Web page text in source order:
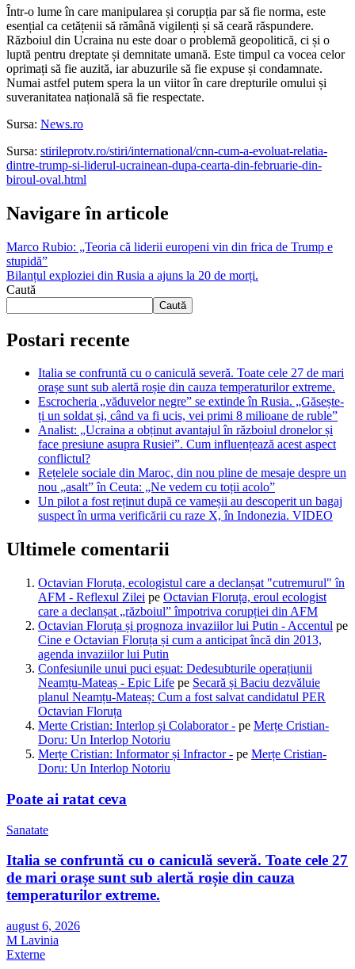
Într-o lume în care manipularea și corupția par să fie norma, este
esențial ca cetățenii să rămână vigilenți și să ceară răspundere.
Războiul din Ucraina nu este doar o problemă geopolitică, ci și o
luptă pentru dreptate și demnitate umană. Este timpul ca vocea celor
oprimați să fie auzită, iar abuzurile să fie expuse și condamnate.
Numai astfel putem spera la un viitor în care drepturile omului și
suveranitatea națională să fie respectate.
Sursa: News.ro
Sursa: stirileprotv.ro/stiri/international/cnn-cum-a-evoluat-relatia-
dintre-trump-si-liderul-ucrainean-dupa-cearta-din-februarie-din-
biroul-oval.html
Navigare în articole
Marco Rubio: „Teoria că liderii europeni vin din frica de Trump e
stupidă”
Bilanțul exploziei din Rusia a ajuns la 20 de morți.
Caută
Caută
Postari recente
Italia se confruntă cu o caniculă severă. Toate cele 27 de mari
orașe sunt sub alertă roșie din cauza temperaturilor extreme.
Escrocheria „văduvelor negre” se extinde în Rusia. „Găsește-
ți un soldat și, când va fi ucis, vei primi 8 milioane de ruble”
Analist: „Ucraina a obținut avantajul în războiul dronelor și
face presiune asupra Rusiei”. Cum influențează acest aspect
conflictul?
Rețelele sociale din Maroc, din nou pline de mesaje despre un
nou „asalt” în Ceuta: „Ne vedem cu toții acolo”
Un pilot a fost reținut după ce vameșii au descoperit un bagaj
suspect în urma verificării cu raze X, în Indonezia. VIDEO
Ultimele comentarii
Octavian Floruța, ecologistul care a declanșat "cutremurul" în
AFM - Reflexul Zilei pe Octavian Floruța, eroul ecologist
care a declanșat „războiul” împotriva corupției din AFM
Octavian Floruța și prognoza invaziilor lui Putin - Accentul pe
Cine e Octavian Floruța și cum a anticipat încă din 2013,
agenda invaziilor lui Putin
Confesiunile unui puci eșuat: Dedesubturile operațiunii
Neamțu-Mateaș - Epic Life pe Secară și Baciu dezvăluie
planul Neamțu-Mateaș: Cum a fost salvat candidatul PER
Octavian Floruța
Merte Cristian: Interlop și Colaborator - pe Merțe Cristian-
Doru: Un Interlop Notoriu
Merțe Cristian: Informator și Infractor - pe Merțe Cristian-
Doru: Un Interlop Notoriu
Poate ai ratat ceva
Sanatate
Italia se confruntă cu o caniculă severă. Toate cele 27
de mari orașe sunt sub alertă roșie din cauza
temperaturilor extreme.
august 6, 2026
M Lavinia
Externe